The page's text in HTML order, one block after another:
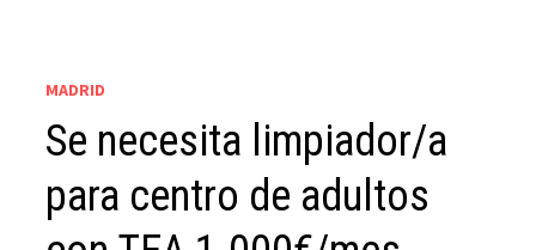
MADRID
Se necesita limpiador/a
para centro de adultos